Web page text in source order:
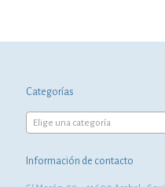
Categorías
Elige una categoría
Información de contacto